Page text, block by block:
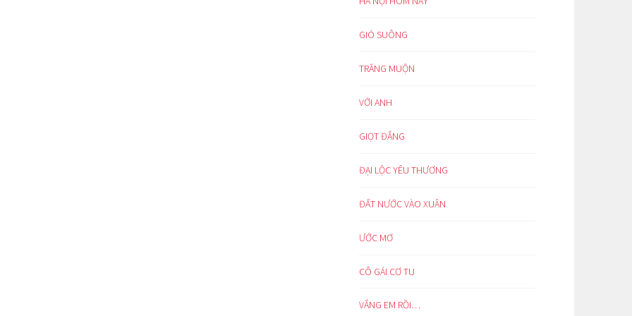
GIÓ SUÔNG
TRĂNG MUỘN
VỚI ANH
GIỌT ĐẮNG
ĐẠI LỘC YÊU THƯƠNG
ĐẤT NƯỚC VÀO XUÂN
ƯỚC MƠ
CÔ GÁI CƠ TU
VẮNG EM RỒI…